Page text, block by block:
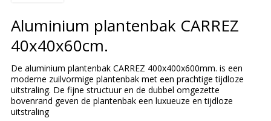
Aluminium plantenbak CARREZ
40x40x60cm.
De aluminium plantenbak CARREZ 400x400x600mm. is een
moderne zuilvormige plantenbak met een prachtige tijdloze
uitstraling. De fijne structuur en de dubbel omgezette
bovenrand geven de plantenbak een luxueuze en tijdloze
uitstraling